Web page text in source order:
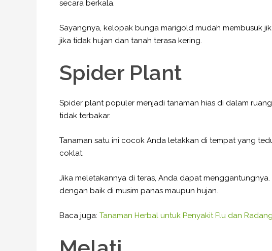
secara berkala.
Sayangnya, kelopak bunga marigold mudah membusuk
jika tidak hujan dan tanah terasa kering.
Spider Plant
Spider plant populer menjadi tanaman hias di dalam
tidak terbakar.
Tanaman satu ini cocok Anda letakkan di tempat yang
coklat.
Jika meletakannya di teras, Anda dapat
dengan baik di musim panas maupun hujan.
Baca juga: Tanaman Herbal untuk Penyakit Flu dan